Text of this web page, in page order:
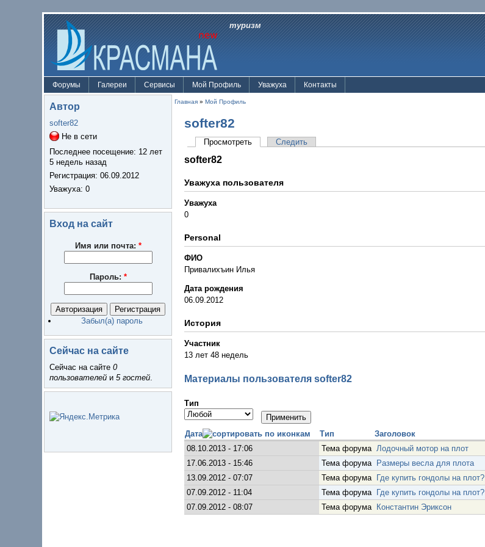
туризм
Форумы Галереи Сервисы Мой Профиль Уважуха Контакты
Автор
softer82
Не в сети
Последнее посещение: 12 лет
5 недель назад
Регистрация: 06.09.2012
Уважуха: 0
Вход на сайт
Имя или почта: *
Пароль: *
Забыл(а) пароль
Сейчас на сайте
Сейчас на сайте 0
пользователей и 5 гостей.
Главная » Мой Профиль
softer82
Просмотреть Следить
softer82
Уважуха пользователя
Уважуха
0
Personal
ФИО
Привалихъин Илья
Дата рождения
06.09.2012
История
Участник
13 лет 48 недель
Материалы пользователя softer82
Тип
Дата Тип Заголовок
08.10.2013 - 17:06
Тема форума Лодочный мотор на плот
17.06.2013 - 15:46
Тема форума Размеры весла для плота
13.09.2012 - 07:07
Тема форума Где купить гондолы на плот?
07.09.2012 - 11:04
Тема форума Где купить гондолы на плот?
07.09.2012 - 08:07
Тема форума Константин Эриксон